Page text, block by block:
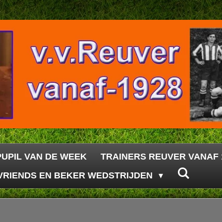
VAN DE WEEK
TRAINERS REUVER
EN BEKER WEDSTRIJDEN